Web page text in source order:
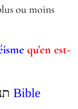
ou moins
qu'en est-
Bible